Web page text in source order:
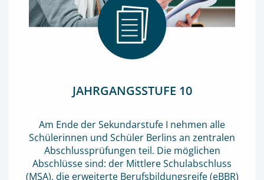
JAHRGANGSSTUFE 10
Am Ende der Sekundarstufe I nehmen alle
Schülerinnen und Schüler Berlins an zentralen
Abschlussprüfungen teil. Die möglichen
Abschlüsse sind: der Mittlere Schulabschluss
(MSA), die erweiterte Berufsbildungsreife (eBBR)